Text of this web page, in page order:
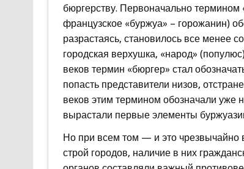
бюргерству. Первоначально термином
французское «буржуа» – горожанин)
разрастаясь, становилось все менее
городская верхушка, «народ»
веков термин «бюргер» стал
попасть представители низов,
веков этим термином обозначали уже
вырастали первые элементы
Но при всем том — и это чрезвычайно
строй городов, наличие в них